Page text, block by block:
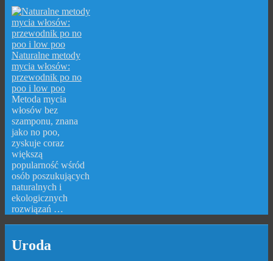
Naturalne metody
mycia włosów:
przewodnik po no
poo i low poo
Metoda mycia
włosów bez
szamponu, znana
jako no poo,
zyskuje coraz
większą
popularność wśród
osób poszukujących
naturalnych i
ekologicznych
rozwiązań …
Uroda